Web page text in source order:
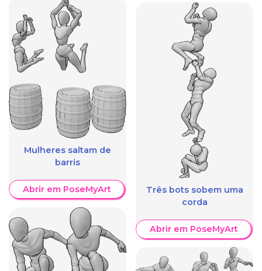
Mulheres saltam de
barris
Abrir em PoseMyArt
Três bots sobem uma
corda
Abrir em PoseMyArt